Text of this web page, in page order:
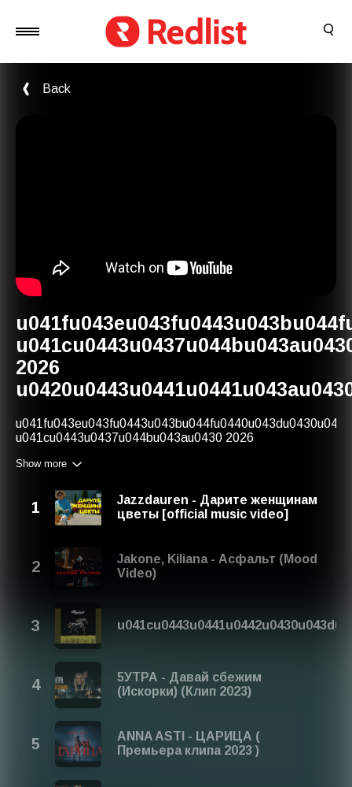
Back
2026
u041fu043eu043fu0443u043bu044fu0440u043du0430u044f
u041cu0443u0437u044bu043au0430 2026
Title:
u041cu0443u0437u044bu043au0430 2025
u0420u0443u0441u0441u043au0430u044f
Show more
Jazzdauren - Дарите женщинам
цветы [official music video]
Jakone, Kiliana - Асфальт (Mood
Video)
5УТРА - Давай сбежим
(Искорки) (Клип 2023)
ANNA ASTI - ЦАРИЦА (
Премьера клипа 2023 )